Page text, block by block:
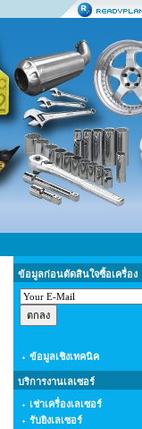
ข้อมูลก่อนตัดสินใจซื้อเครื่อง
ข้อมูลเชิงเทคนิค
บริการงานเลเซอร์
เช่าเครื่องเลเซอร์
รับยิงเลเซอร์